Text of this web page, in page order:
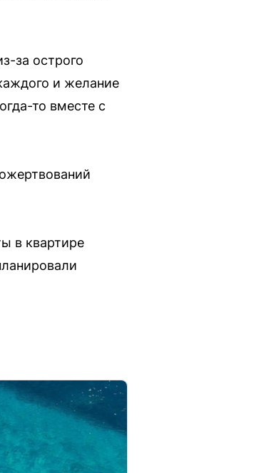
за острого
и желание
то вместе с
в квартире